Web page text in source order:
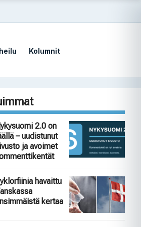
Kolumnit
2.0 on
– uudistunut
ja avoimet
havaittu
kertaa